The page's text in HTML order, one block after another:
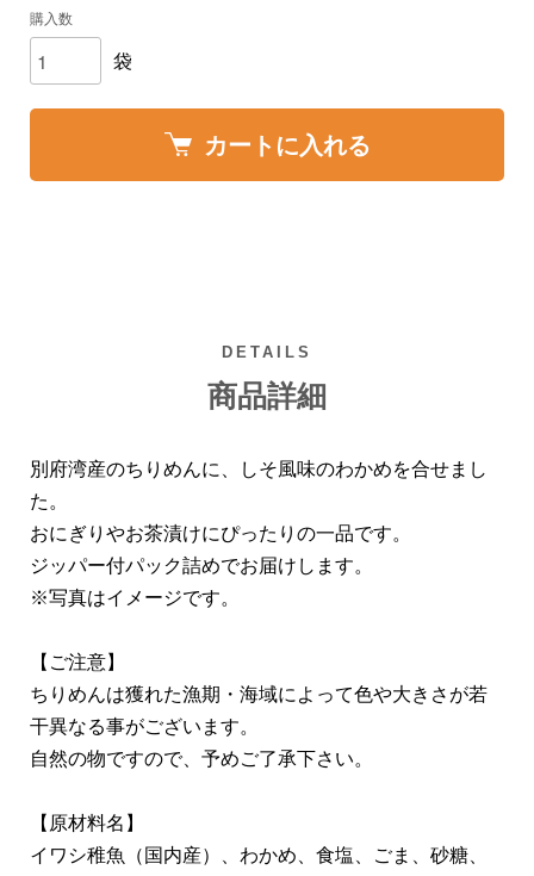
購入数
袋
カートに入れる
DETAILS
商品詳細
別府湾産のちりめんに、しそ風味のわかめを合せまし
た。
おにぎりやお茶漬けにぴったりの一品です。
ジッパー付パック詰めでお届けします。
※写真はイメージです。
【ご注意】
ちりめんは獲れた漁期・海域によって色や大きさが若
干異なる事がございます。
自然の物ですので、予めご了承下さい。
【原材料名】
イワシ稚魚（国内産）、わかめ、食塩、ごま、砂糖、